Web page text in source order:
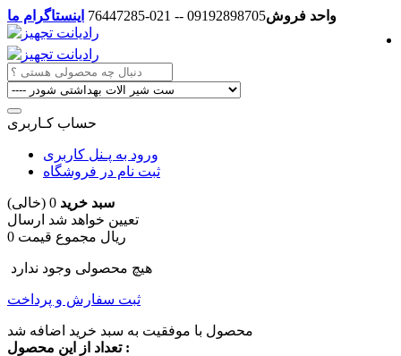
واحد فروش09192898705 -- 021-76447285 اینستاگرام ما
حساب کـاربری
ورود به پـنل کاربری
ثبت نام در فروشگاه
سبد خرید 0 (خالی)
تعیین خواهد شد ارسال
0 ریال مجموع قیمت
هیچ محصولی وجود ندارد
ثبت سفارش و پرداخت
محصول با موفقیت به سبد خرید اضافه شد
تعداد از این محصول :